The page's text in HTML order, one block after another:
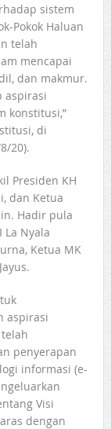
sistem
Pokok Haluan
telah
mencapai
dan makmur.
aspirasi
konstitusi,”
di
20).
Presiden KH
dan Ketua
Hadir pula
La Nyala
Ketua MK
aspirasi
telah
penyerapan
informasi (e-
Visi
dengan